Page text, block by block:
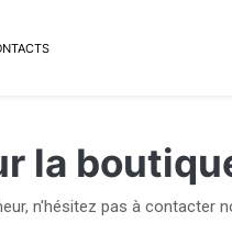
la
n'hésitez pas à contacter